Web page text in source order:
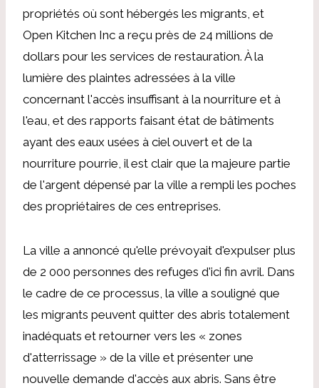
propriétés où sont hébergés les migrants, et
Open Kitchen Inc a reçu près de 24 millions de
dollars pour les services de restauration. À la
lumière des plaintes adressées à la ville
concernant l'accès insuffisant à la nourriture et à
l'eau, et des rapports faisant état de bâtiments
ayant des eaux usées à ciel ouvert et de la
nourriture pourrie, il est clair que la majeure partie
de l'argent dépensé par la ville a rempli les poches
des propriétaires de ces entreprises.
La ville a annoncé qu'elle prévoyait d'expulser plus
de 2 000 personnes des refuges d'ici fin avril. Dans
le cadre de ce processus, la ville a souligné que
les migrants peuvent quitter des abris totalement
inadéquats et retourner vers les « zones
d'atterrissage » de la ville et présenter une
nouvelle demande d'accès aux abris. Sans être